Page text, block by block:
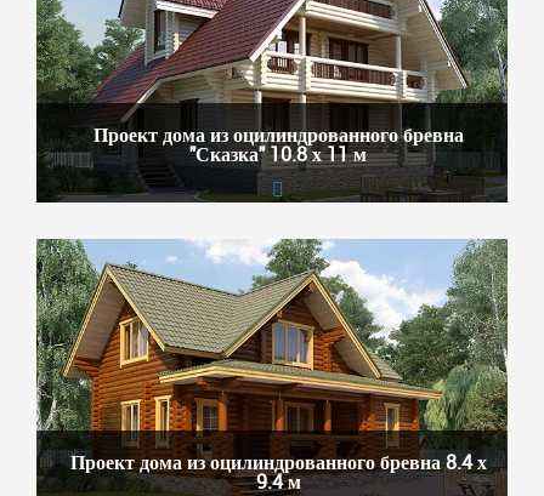
Проект дома из оцилиндрованного бревна
"Сказка" 10.8 х 11 м
Проект дома из оцилиндрованного бревна 8.4 х
9.4 м